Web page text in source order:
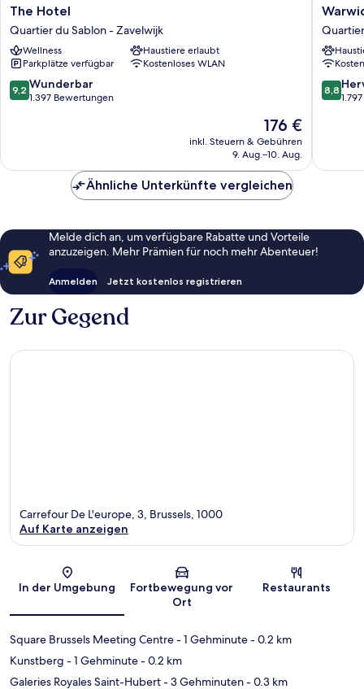
The
Hotel
Quartier
du
Sablon
-
Zavelwijk
The Hotel
Quartier du Sablon - Zavelwijk
Wellness
Haustiere erlaubt
Parkplätze verfügbar
Kostenloses WLAN
9.2
von
9,2 Wunderbar
1.397 Bewertungen
Der
Preis
beträgt
176 €
inkl. Steuern & Gebühren
9. Aug.–10. Aug.
Warwick
Brussels
Grand-
Place
Quartier
du
Centre
8.8
von
8,8
Ähnliche Unterkünfte vergleichen
Melde dich an, um verfügbare Rabatte und Vorteile
anzuzeigen. Mehr Prämien für noch mehr Abenteuer!
Anmelden Jetzt kostenlos registrieren
Zur Gegend
Karte
Carrefour De L'europe, 3, Brussels, 1000
Auf Karte anzeigen
In der Umgebung
Fortbewegung vor
Ort
Restaurants
Square Brussels Meeting Centre- 1 Gehminute- 0.2 km
Kunstberg - 1 Gehminute- 0.2 km
Galeries Royales Saint-Hubert- 3 Gehminuten- 0.3 km